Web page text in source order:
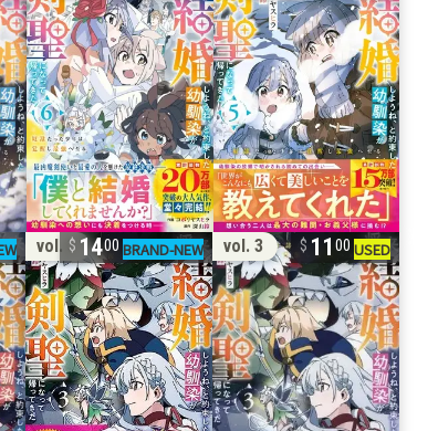
vol. 3 1400 vol. 3 11 00